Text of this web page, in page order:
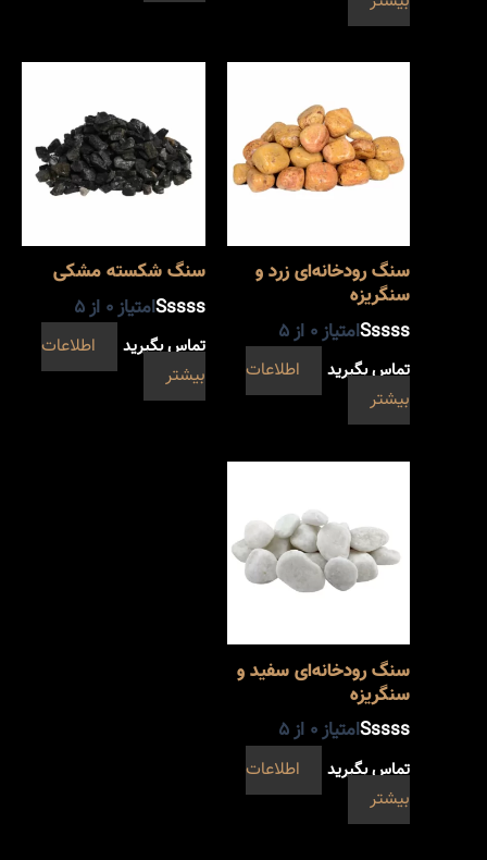
سنگ رودخانه‌ای زرد و
سنگریزه
امتیاز0 از 5
تماس بگیرید
اطلاعات
بیشتر
سنگ شکسته مشکی
امتیاز0 از 5
تماس بگیرید
اطلاعات
بیشتر
سنگ رودخانه‌ای سفید و
سنگریزه
امتیاز0 از 5
تماس بگیرید
اطلاعات
بیشتر